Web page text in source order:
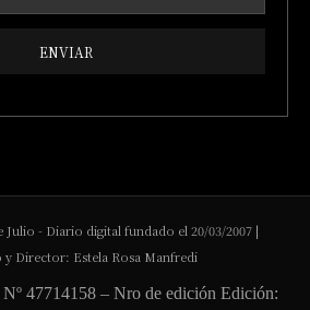
ENVIAR
Julio - Diario digital fundado el 20/03/2007 |
y Director: Estela Rosa Manfredi
47714158 – Nro de edición Edición: